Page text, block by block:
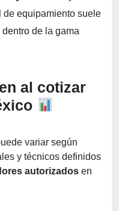
de equipamiento suele
dentro de la gama
al cotizar
variar según
y técnicos definidos
autorizados en